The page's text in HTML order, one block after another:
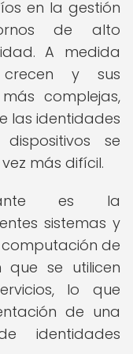
en la gestión
de alto
A medida
y sus
complejas,
las identidades
se
más difícil.
es la
sistemas y
de
que se utilicen
lo que
de una
identidades